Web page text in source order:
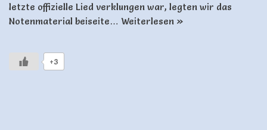
letzte offizielle Lied verklungen war, legten wir das
Notenmaterial beiseite… Weiterlesen »
+3